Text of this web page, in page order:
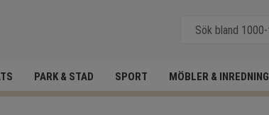
PARK & STAD SPORT MÖBLER & INREDNING